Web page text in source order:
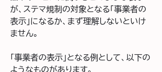
が、ステマ規制の対象となる「事業者の
表示」になるか、まず理解しないといけ
ません。
「事業者の表示」となる例として、以下の
ようなものがあります。